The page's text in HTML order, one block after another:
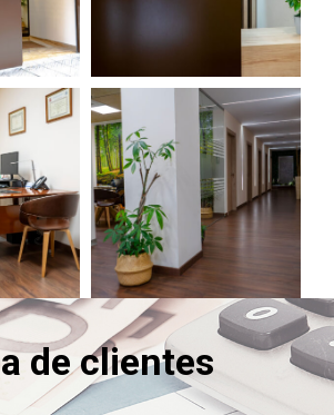
de clientes